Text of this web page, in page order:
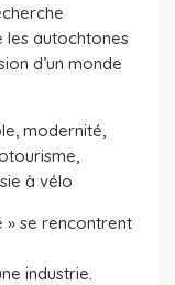
les autochtones
d’un monde
» se rencontrent
industrie.